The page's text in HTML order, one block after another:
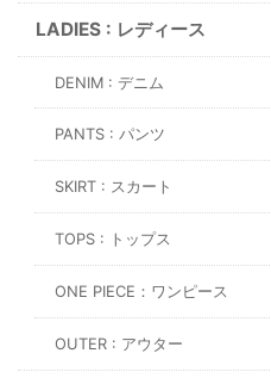
LADIES : レディース
DENIM : デニム
PANTS : パンツ
SKIRT : スカート
TOPS : トップス
ONE PIECE：ワンピース
OUTER : アウター